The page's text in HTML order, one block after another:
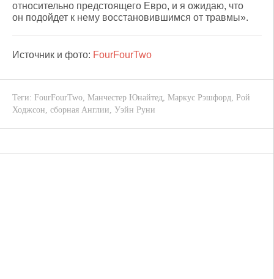
относительно предстоящего Евро, и я ожидаю, что
он подойдет к нему восстановившимся от травмы».
Источник и фото: FourFourTwo
Теги: FourFourTwo, Манчестер Юнайтед, Маркус Рэшфорд, Рой
Ходжсон, сборная Англии, Уэйн Руни